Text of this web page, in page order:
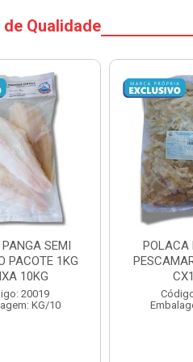
Qualidade
DESFIADA
PCT5KG
20161
KG/10
POLACA